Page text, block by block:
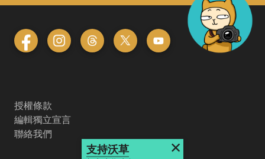
授權條款
編輯獨立宣言
聯絡我們
支持沃草 ×